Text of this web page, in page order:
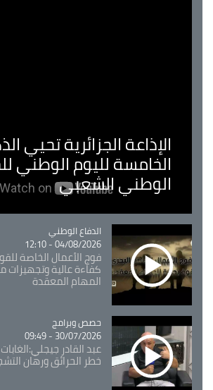
الإذاعة الجزائرية تحيي
الخامسة لليوم الوطني
الوطني الشعبي
Catégorie
الدفاع الوطني
04/08/2026 - 12:10
فوج الأعمال الخاصة
كفاءة عالية وتجهيزات
المهام المعقدة
Catégorie
حصص وبرامج
30/07/2026 - 09:49
عبد القادر جيجلي:الغابات
خطر الحرائق ورهان